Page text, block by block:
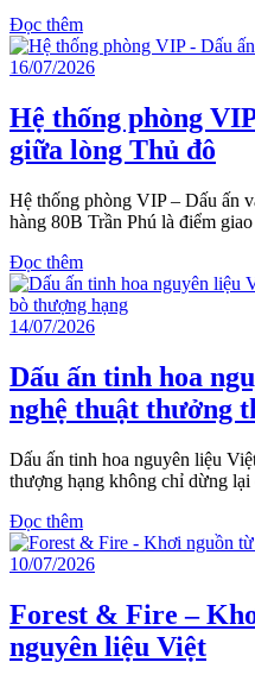
Đọc thêm
16/07/2026
Hệ thống phòng
giữa lòng Thủ đô
Hệ thống phòng VIP – Dấu ấn
hàng 80B Trần Phú là điểm
Đọc thêm
14/07/2026
Dấu ấn tinh hoa
nghệ thuật thưởng
Dấu ấn tinh hoa nguyên liệu
thượng hạng không chỉ dừng
Đọc thêm
10/07/2026
Forest & Fire –
nguyên liệu Việt